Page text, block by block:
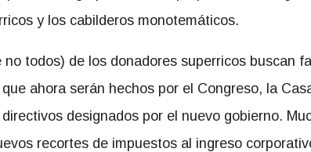
y los cabilderos monotemáticos.
no todos) de los donadores superricos buscan
ahora serán hechos por el Congreso, la
designados por el nuevo gobierno.
recortes de impuestos al ingreso